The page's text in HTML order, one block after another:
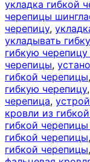
укладка гибкой
черепицы
черепицу,
укладывать
гибкую
черепицы,
гибкой черепицы,
гибкую черепицу,
черепица,
кровли из
гибкой черепицы
гибкой черепицы,
гибкой черепицы,